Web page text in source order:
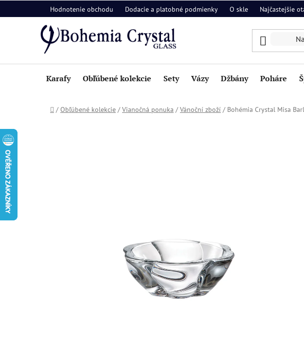
na
Hodnotenie obchodu Dodacie a platobné podmienky O skle Najčastejšie
Karafy Obľúbené kolekcie Sety Vázy Džbány Poháre
Domov
/ Obľúbené kolekcie / Vianočná ponuka / Vánoční zboží / Bohémia Crystal Misa